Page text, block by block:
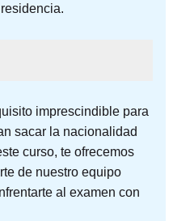
imprescindible para
sacar la nacionalidad
curso, te ofrecemos
de nuestro equipo
al examen con